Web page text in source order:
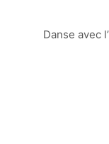
Danse avec